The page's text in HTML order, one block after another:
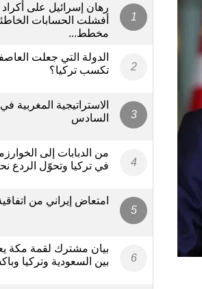
رهان إسرائيل على
أفشلت الحسابات
مخطط...
الدولة التي جعلت
تكسب تركيا؟
الاستراتيجية المغربية
السادس
من الدبابات إلى
في تركيا وتحوّل الردع
امتعاض إيراني من
بيان مشترك لقمة مكة
بين السعودية وتركيا